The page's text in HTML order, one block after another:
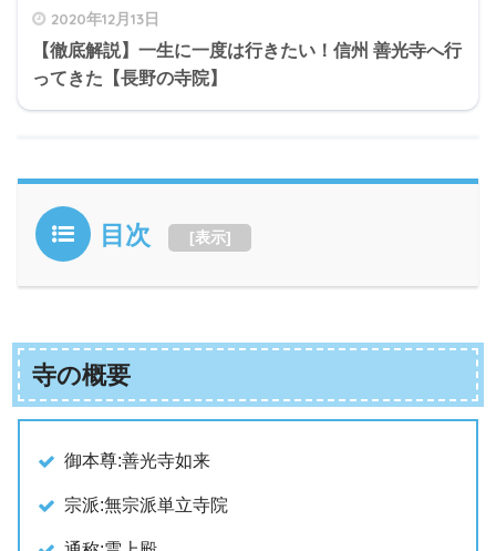
2020年12月13日
【徹底解説】一生に一度は行きたい！信州 善光寺へ行
ってきた【長野の寺院】
目次 [表示]
寺の概要
御本尊:善光寺如来
宗派:無宗派単立寺院